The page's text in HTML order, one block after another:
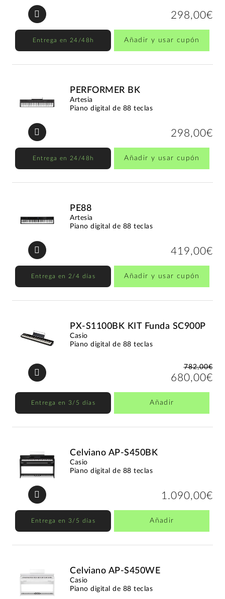
298,00€
Entrega en 24/48h Añadir y usar cupón
PERFORMER BK
Artesia
Piano digital de 88 teclas
298,00€
Entrega en 24/48h Añadir y usar cupón
PE88
Artesia
Piano digital de 88 teclas
419,00€
Entrega en 2/4 días Añadir y usar cupón
PX-S1100BK KIT Funda SC900P
Casio
Piano digital de 88 teclas
782,00€
680,00€
Entrega en 3/5 días Añadir
Celviano AP-S450BK
Casio
Piano digital de 88 teclas
1.090,00€
Entrega en 3/5 días Añadir
Celviano AP-S450WE
Casio
Piano digital de 88 teclas